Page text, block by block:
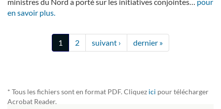
en savoir plus.
Pagination
Page
courante
1 Page
2
Page
suivante
suivant ›
Dernière
page
dernier »
* Tous les fichiers sont en format PDF. Cliquez ici pour télécharger
Acrobat Reader.